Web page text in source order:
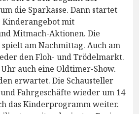
die Sparkasse. Dann startet
Kinderangebot mit
Mitmach-Aktionen. Die
am Nachmittag. Auch am
den Floh- und Trödelmarkt.
auch eine Oldtimer-Show.
erwartet. Die Schausteller
Fahrgeschäfte wieder um 14
das Kinderprogramm weiter.